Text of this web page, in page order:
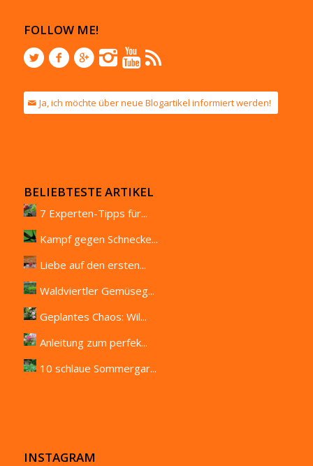
FOLLOW ME!
Ja, ich möchte über neue Blogartikel informiert werden!
BELIEBTESTE ARTIKEL
7 Experten-Tipps für...
Kampf gegen Schnecke...
Liebe auf den ersten...
Waldviertler Gemüseg...
Geplantes Chaos: Wil...
Anleitung zum perfek...
10 schlaue Sommergar...
INSTAGRAM